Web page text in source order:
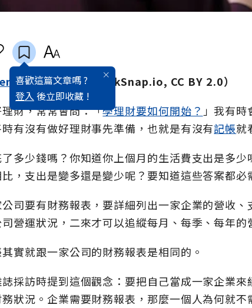
喜歡這篇文章嗎 ?
登入 後立即收藏 !
Child@StockSnap.io, CC BY 2.0）
財，常常會問：「學理財要如何開始？ 」我有
有沒有做好理財事先準備，也就是有沒有記帳就
多少錢嗎？你知道你上個月的生活費支出是多
，支出是變多還是變少呢？要知道這些答案都必
司要有財務報表，要詳細列出一家企業的營收
營運狀況，二來才可以追縱每月、每季、每年的
實就跟一家公司的財務報表是相同的。
採訪時提到這個觀念：要把自己當成一家企業
狀況。企業需要財務報表，那麼一個人為何就不